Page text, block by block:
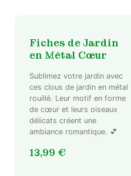
Fiches de Jardin
en Métal Cœur
Sublimez votre jardin avec
ces clous de jardin en métal
rouillé. Leur motif en forme
de cœur et leurs oiseaux
délicats créent une
ambiance romantique. 💕
13,99 €